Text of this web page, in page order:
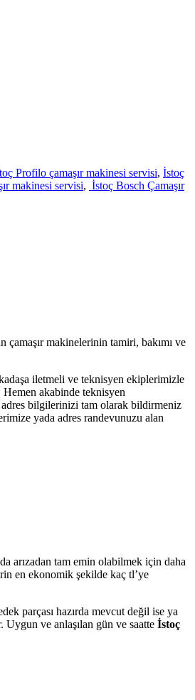
Profilo çamaşır makinesi servisi, İstoç
makinesi servisi, İstoç Bosch Çamaşır
çamaşır makinelerinin tamiri, bakımı ve
iletmeli ve teknisyen ekiplerimizle
akabinde teknisyen
adres bilgilerinizi tam olarak bildirmeniz
yada adres randevunuzu alan
arızadan tam emin olabilmek için daha
en ekonomik şekilde kaç tl’ye
parçası hazırda mevcut değil ise ya
Uygun ve anlaşılan gün ve saatte İstoç